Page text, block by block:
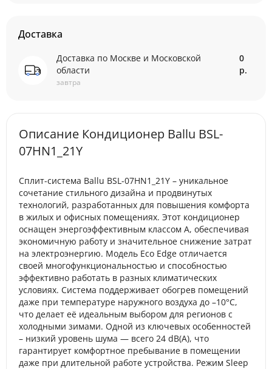
Доставка
Доставка по Москве и Московской
области
завтра
0
р.
Описание Кондиционер Ballu BSL-
07HN1_21Y
Сплит-система Ballu BSL-07HN1_21Y – уникальное
сочетание стильного дизайна и продвинутых
технологий, разработанных для повышения комфорта
в жилых и офисных помещениях. Этот кондиционер
оснащен энергоэффективным классом A, обеспечивая
экономичную работу и значительное снижение затрат
на электроэнергию. Модель Eco Edge отличается
своей многофункциональностью и способностью
эффективно работать в разных климатических
условиях. Система поддерживает обогрев помещений
даже при температуре наружного воздуха до –10°С,
что делает её идеальным выбором для регионов с
холодными зимами. Одной из ключевых особенностей
– низкий уровень шума — всего 24 dB(A), что
гарантирует комфортное пребывание в помещении
даже при длительной работе устройства. Режим Sleep